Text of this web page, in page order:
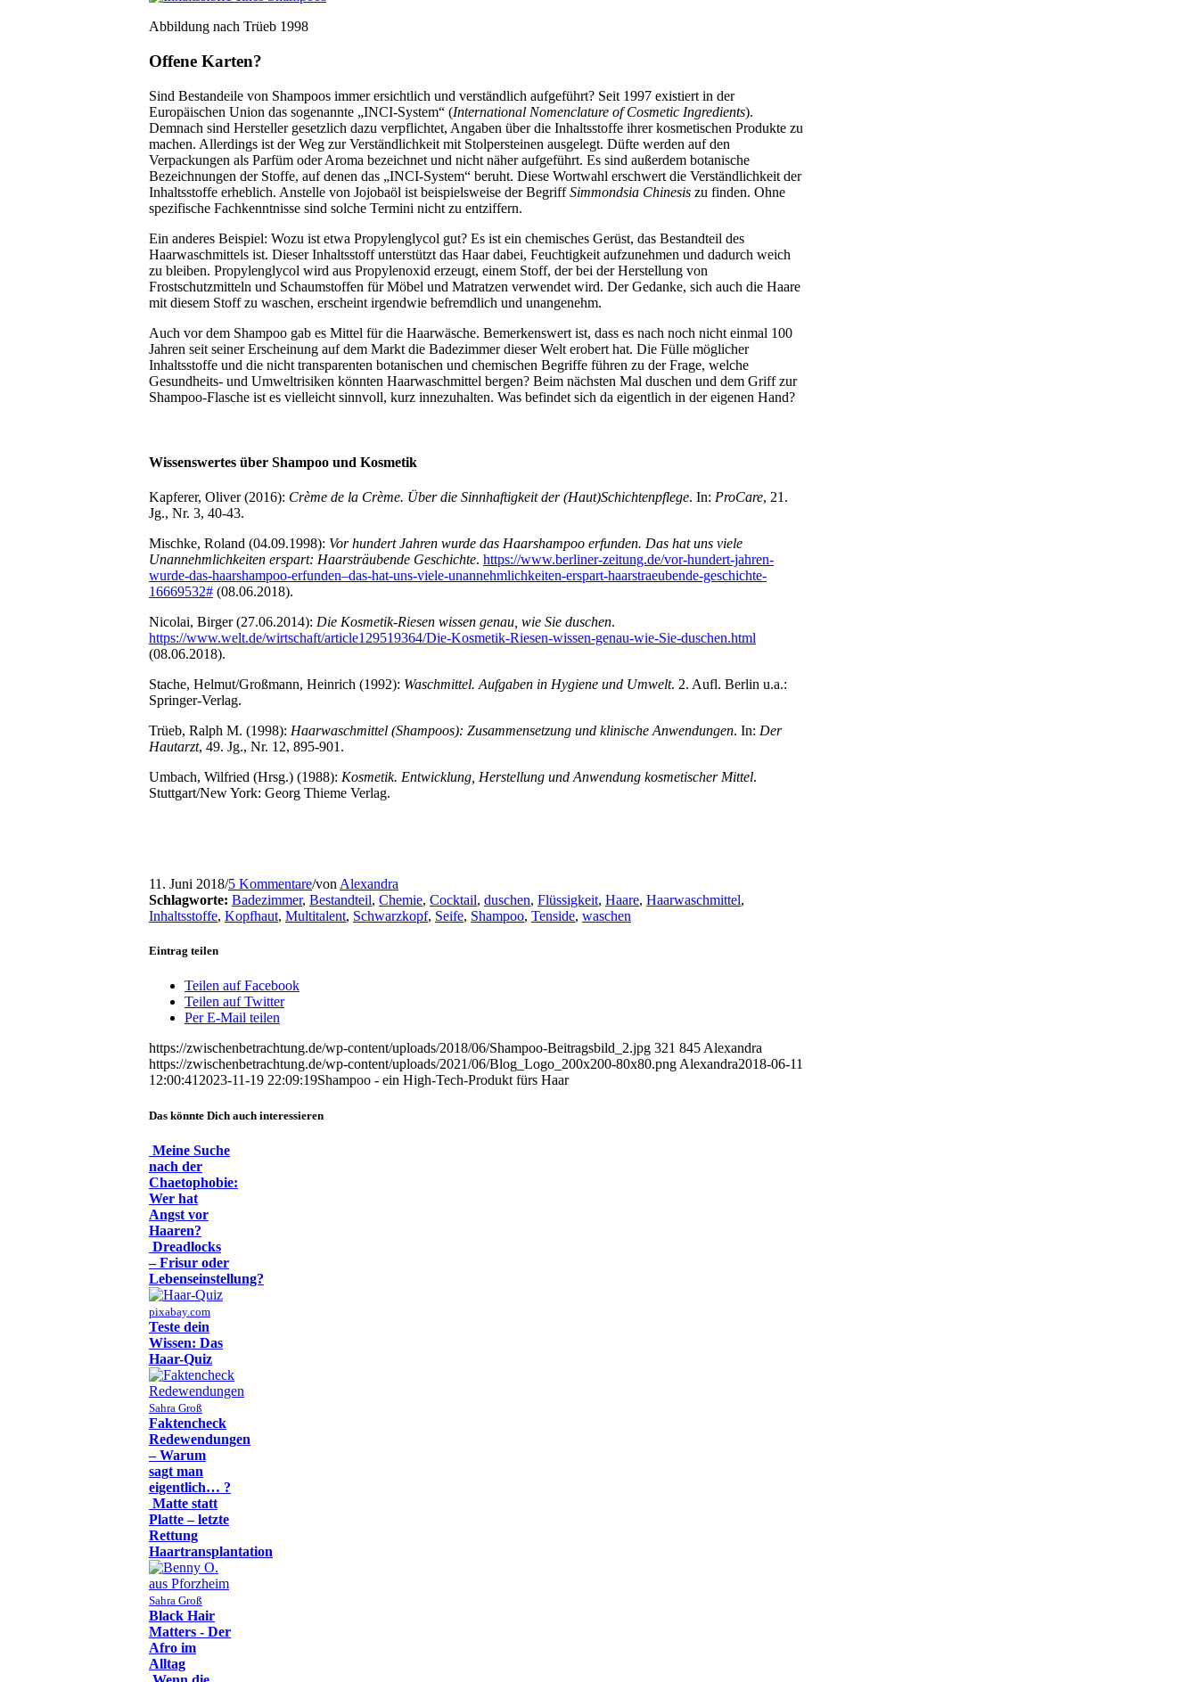
Abbildung nach Trüeb 1998
Offene Karten?
Sind Bestandeile von Shampoos immer ersichtlich und verständlich aufgeführt? Seit 1997 existiert in der
Europäischen Union das sogenannte „INCI-System“ (International Nomenclature of Cosmetic Ingredients).
Demnach sind Hersteller gesetzlich dazu verpflichtet, Angaben über die Inhaltsstoffe ihrer kosmetischen Produkte zu
machen. Allerdings ist der Weg zur Verständlichkeit mit Stolpersteinen ausgelegt. Düfte werden auf den
Verpackungen als Parfüm oder Aroma bezeichnet und nicht näher aufgeführt. Es sind außerdem botanische
Bezeichnungen der Stoffe, auf denen das „INCI-System“ beruht. Diese Wortwahl erschwert die Verständlichkeit der
Inhaltsstoffe erheblich. Anstelle von Jojobaöl ist beispielsweise der BegriffSimmondsia Chinesis zu finden. Ohne
spezifische Fachkenntnisse sind solche Termini nicht zu entziffern.
Ein anderes Beispiel: Wozu ist etwa Propylenglycol gut? Es ist ein chemisches Gerüst, das Bestandteil des
Haarwaschmittels ist. Dieser Inhaltsstoff unterstützt das Haar dabei, Feuchtigkeit aufzunehmen und dadurch weich
zu bleiben. Propylenglycol wird aus Propylenoxid erzeugt, einem Stoff, der bei der Herstellung von
Frostschutzmitteln und Schaumstoffen für Möbel und Matratzen verwendet wird. Der Gedanke, sich auch die Haare
mit diesem Stoff zu waschen, erscheint irgendwie befremdlich und unangenehm.
Auch vor dem Shampoo gab es Mittel für die Haarwäsche. Bemerkenswert ist, dass es nach noch nicht einmal 100
Jahren seit seiner Erscheinung auf dem Markt die Badezimmer dieser Welt erobert hat. Die Fülle möglicher
Inhaltsstoffe und die nicht transparenten botanischen und chemischen Begriffe führen zu der Frage, welche
Gesundheits- und Umweltrisiken könnten Haarwaschmittel bergen? Beim nächsten Mal duschen und dem Griff zur
Shampoo-Flasche ist es vielleicht sinnvoll, kurz innezuhalten. Was befindet sich da eigentlich in der eigenen Hand?
Wissenswertes über Shampoo und Kosmetik
Kapferer, Oliver (2016): Crème de la Crème. Über die Sinnhaftigkeit der (Haut)Schichtenpflege. In: ProCare, 21.
Jg., Nr. 3, 40-43.
Mischke, Roland (04.09.1998): Vor hundert Jahren wurde das Haarshampoo erfunden. Das hat uns viele
Unannehmlichkeiten erspart: Haarsträubende Geschichte. https://www.berliner-zeitung.de/vor-hundert-jahren-
wurde-das-haarshampoo-erfunden–das-hat-uns-viele-unannehmlichkeiten-erspart-haarstraeubende-geschichte-
16669532# (08.06.2018).
Nicolai, Birger (27.06.2014): Die Kosmetik-Riesen wissen genau, wie Sie duschen.
https://www.welt.de/wirtschaft/article129519364/Die-Kosmetik-Riesen-wissen-genau-wie-Sie-duschen.html
(08.06.2018).
Stache, Helmut/Großmann, Heinrich (1992): Waschmittel. Aufgaben in Hygiene und Umwelt. 2. Aufl. Berlin u.a.:
Springer-Verlag.
Trüeb, Ralph M. (1998): Haarwaschmittel (Shampoos): Zusammensetzung und klinische Anwendungen. In: Der
Hautarzt, 49. Jg., Nr. 12, 895-901.
Umbach, Wilfried (Hrsg.) (1988): Kosmetik. Entwicklung, Herstellung und Anwendung kosmetischer Mittel.
Stuttgart/New York: Georg Thieme Verlag.
11. Juni 2018/5 Kommentare/von Alexandra
Schlagworte: Badezimmer, Bestandteil, Chemie, Cocktail, duschen, Flüssigkeit, Haare, Haarwaschmittel,
Inhaltsstoffe, Kopfhaut, Multitalent, Schwarzkopf, Seife, Shampoo, Tenside, waschen
Eintrag teilen
Teilen auf Facebook
Teilen auf Twitter
Per E-Mail teilen
https://zwischenbetrachtung.de/wp-content/uploads/2018/06/Shampoo-Beitragsbild_2.jpg 321 845Alexandra
https://zwischenbetrachtung.de/wp-content/uploads/2021/06/Blog_Logo_200x200-80x80.pngAlexandra2018-06-11
12:00:412023-11-19 22:09:19Shampoo - ein High-Tech-Produkt fürs Haar
Das könnte Dich auch interessieren
Meine Suche
nach der
Chaetophobie:
Wer hat
Angst vor
Haaren?
Dreadlocks
– Frisur oder
Lebenseinstellung?
pixabay.com
Teste dein
Wissen: Das
Haar-Quiz
Sahra Groß
Faktencheck
Redewendungen
– Warum
sagt man
eigentlich… ?
Matte statt
Platte – letzte
Rettung
Haartransplantation
Sahra Groß
Black Hair
Matters - Der
Afro im
Alltag